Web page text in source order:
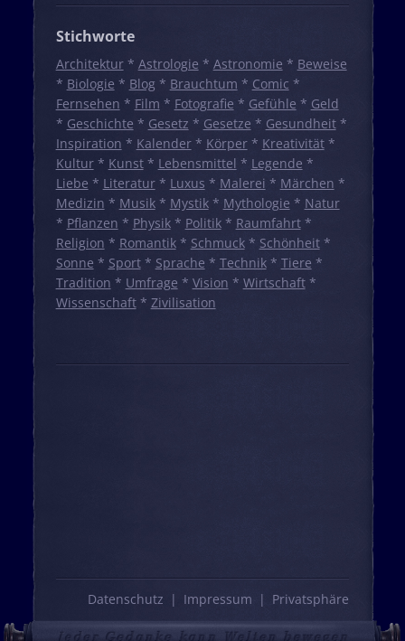
Stichworte
Architektur* Astrologie * Astronomie * Beweise
* Biologie * Blog* Brauchtum * Comic *
Fernsehen * Film * Fotografie * Gefühle * Geld
* Geschichte * Gesetz * Gesetze * Gesundheit*
Inspiration * Kalender* Körper* Kreativität*
Kultur* Kunst* Lebensmittel * Legende *
Liebe * Literatur* Luxus * Malerei * Märchen *
Medizin * Musik* Mystik* Mythologie * Natur
* Pflanzen * Physik* Politik* Raumfahrt*
Religion * Romantik* Schmuck* Schönheit*
Sonne * Sport* Sprache * Technik* Tiere *
Tradition * Umfrage * Vision * Wirtschaft*
Wissenschaft* Zivilisation
Datenschutz Impressum Privatsphäre